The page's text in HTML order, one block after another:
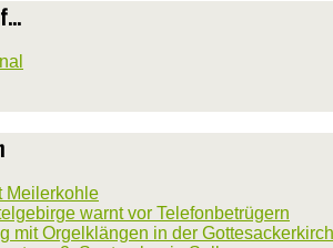
Meilerkohle
warnt vor Telefonbetrügern
mit Orgelklängen in der